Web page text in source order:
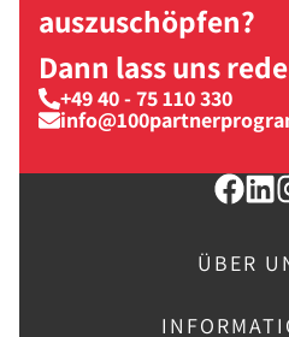
auszuschöpfen?
Dann lass uns
+49 40 - 75 110 330
ÜBER